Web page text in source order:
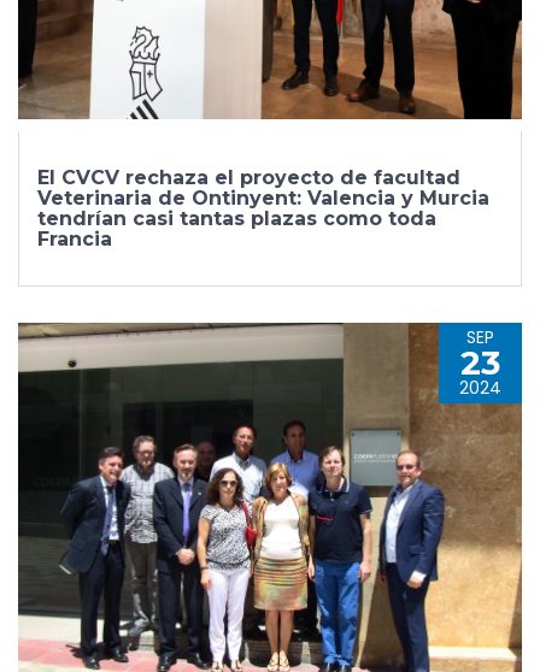
El CVCV rechaza el proyecto de facultad
Veterinaria de Ontinyent: Valencia y Murcia
tendrían casi tantas plazas como toda
Francia
SEP
23
2024